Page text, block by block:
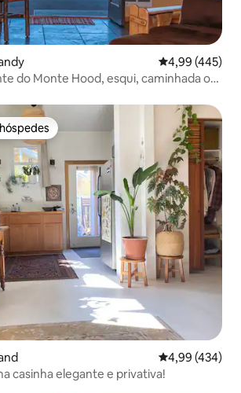
4,99 de uma
4,99 (445)
do Monte Hood, esqui, caminhada ou
preferidos dos hóspedes
4,99 de uma
4,99 (434)
casinha elegante e privativa!